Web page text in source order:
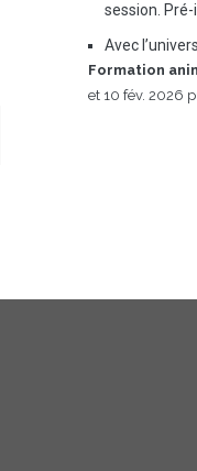
session.
Avec
Formation
et 10 fév. 2026